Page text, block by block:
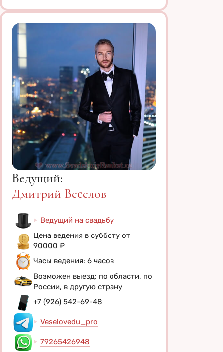
Ведущий:
Дмитрий Веселов
Ведущий на свадьбу
Цена ведения в субботу от
90000 ₽
Часы ведения: 6 часов
Возможен выезд: по области, по
России, в другую страну
+7 (926) 542-69-48
Veselovedu_pro
79265426948